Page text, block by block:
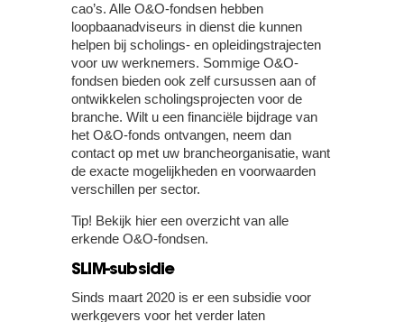
cao’s. Alle O&O-fondsen hebben
loopbaanadviseurs in dienst die kunnen
helpen bij scholings- en opleidingstrajecten
voor uw werknemers. Sommige O&O-
fondsen bieden ook zelf cursussen aan of
ontwikkelen scholingsprojecten voor de
branche. Wilt u een financiële bijdrage van
het O&O-fonds ontvangen, neem dan
contact op met uw brancheorganisatie, want
de exacte mogelijkheden en voorwaarden
verschillen per sector.
Tip! Bekijk hier een overzicht van alle
erkende O&O-fondsen.
SLIM-subsidie
Sinds maart 2020 is er een subsidie voor
werkgevers voor het verder laten